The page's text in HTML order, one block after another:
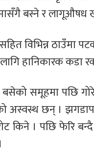
बस्ने र लागूऔषध
विभिन्न ठाउँमा
हानिकारक कडा
समूहमा पछि गोरे
छन् ।
किने । पछि फेरि